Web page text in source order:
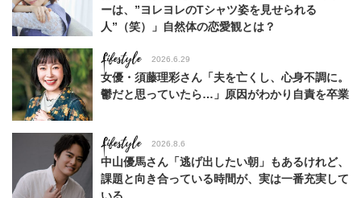
ーは、”ヨレヨレのTシャツ姿を見せられる
人”（笑）」自然体の恋愛観とは？
Lifestyle 2026.6.29
女優・須藤理彩さん「夫を亡くし、心身不調に。
鬱だと思っていたら…」原因がわかり自責を卒業
Lifestyle 2026.8.6
中山優馬さん「逃げ出したい朝」もあるけれど、
課題と向き合っている時間が、実は一番充実して